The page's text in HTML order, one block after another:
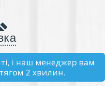
і наш менеджер вам
2 хвилин.